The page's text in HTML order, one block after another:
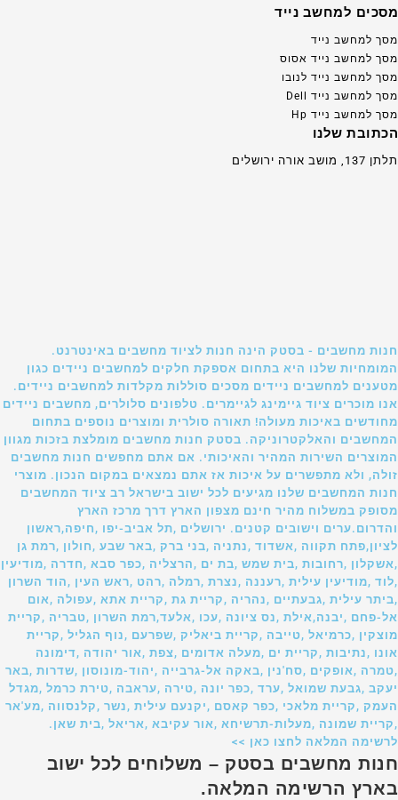
מסכים למחשב נייד
מסך למחשב נייד
מסך למחשב נייד אסוס
מסך למחשב נייד לנובו
מסך למחשב נייד Dell
מסך למחשב נייד Hp
הכתובת שלנו
תלתן 137, מושב אורה ירושלים
חנות מחשבים - בסטק הינה חנות לציוד מחשבים באינטרנט.
המומחיות שלנו היא בתחום אספקת חלקים למחשבים ניידים כגון
מטענים למחשבים ניידים מסכים סוללות מקלדות למחשבים ניידים.
אנו מוכרים ציוד גיימינג לגיימרים. טלפונים סלולרים, מחשבים ניידים
מחודשים באיכות מעולה! תאורה סולרית ומוצרים נוספים בתחום
המחשבים והאלקטרוניקה. בסטק חנות מחשבים מומלצת בזכות מגוון
המוצרים השירות המהיר והאיכותי. אם אתם מחפשים חנות מחשבים
זולה, ולא מתפשרים על איכות אז אתם נמצאים במקום הנכון. מוצרי
חנות המחשבים שלנו מגיעים לכל ישוב בישראל רב ציוד המחשבים
מסופק במשלוח מהיר חינם מצפון הארץ דרך מרכז הארץ
והדרום.ערים וישובים קטנים. ירושלים ,תל אביב-יפו ,חיפה,ראשון
לציון,פתח תקווה ,אשדוד ,נתניה ,בני ברק ,באר שבע ,חולון ,רמת גן
,אשקלון ,רחובות ,בית שמש ,בת ים ,הרצליה ,כפר סבא ,חדרה ,מודיעין
,לוד ,מודיעין עילית ,רעננה ,נצרת ,רמלה ,רהט ,ראש העין ,הוד השרון
,ביתר עילית ,גבעתיים ,נהריה ,קריית גת ,קריית אתא ,עפולה ,אום
אל-פחם ,יבנה,אילת ,נס ציונה ,עכו ,אלעד,רמת השרון ,טבריה ,קריית
מוצקין ,כרמיאל ,טייבה ,קריית ביאליק ,שפרעם ,נוף הגליל ,קריית
אונו ,נתיבות ,קריית ים ,מעלה אדומים ,צפת ,אור יהודה ,דימונה
,טמרה ,אופקים ,סח'נין ,באקה אל-גרבייה ,יהוד-מונוסון ,שדרות ,באר
יעקב ,גבעת שמואל ,ערד ,כפר יונה ,טירה ,עראבה ,טירת כרמל ,מגדל
העמק ,קריית מלאכי ,כפר קאסם ,יקנעם עילית ,נשר ,קלנסווה ,מע'אר
,קריית שמונה ,מעלות-תרשיחא ,אור עקיבא ,אריאל ,בית שאן.
לרשימה המלאה לחצו כאן >>
חנות מחשבים בסטק – משלוחים לכל ישוב
בארץ הרשימה המלאה.